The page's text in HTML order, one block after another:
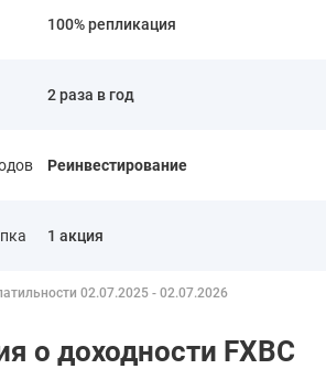
100% репликация
2 раза в год
Реинвестирование
1 акция
02.07.2025 - 02.07.2026
о доходности FXBC